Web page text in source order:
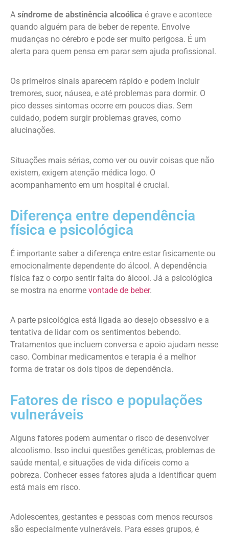
A síndrome de abstinência alcoólica é grave e acontece
quando alguém para de beber de repente. Envolve
mudanças no cérebro e pode ser muito perigosa. É um
alerta para quem pensa em parar sem ajuda profissional.
Os primeiros sinais aparecem rápido e podem incluir
tremores, suor, náusea, e até problemas para dormir. O
pico desses sintomas ocorre em poucos dias. Sem
cuidado, podem surgir problemas graves, como
alucinações.
Situações mais sérias, como ver ou ouvir coisas que não
existem, exigem atenção médica logo. O
acompanhamento em um hospital é crucial.
Diferença entre dependência
física e psicológica
É importante saber a diferença entre estar fisicamente ou
emocionalmente dependente do álcool. A dependência
física faz o corpo sentir falta do álcool. Já a psicológica
se mostra na enorme vontade de beber.
A parte psicológica está ligada ao desejo obsessivo e a
tentativa de lidar com os sentimentos bebendo.
Tratamentos que incluem conversa e apoio ajudam nesse
caso. Combinar medicamentos e terapia é a melhor
forma de tratar os dois tipos de dependência.
Fatores de risco e populações
vulneráveis
Alguns fatores podem aumentar o risco de desenvolver
alcoolismo. Isso inclui questões genéticas, problemas de
saúde mental, e situações de vida difíceis como a
pobreza. Conhecer esses fatores ajuda a identificar quem
está mais em risco.
Adolescentes, gestantes e pessoas com menos recursos
são especialmente vulneráveis. Para esses grupos, é